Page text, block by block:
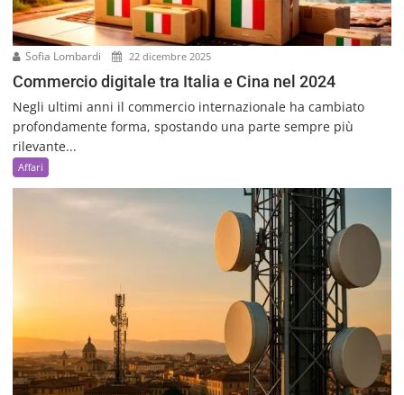
Sofia Lombardi 22 dicembre 2025
Commercio digitale tra Italia e Cina nel 2024
Negli ultimi anni il commercio internazionale ha cambiato
profondamente forma, spostando una parte sempre più
rilevante...
Affari